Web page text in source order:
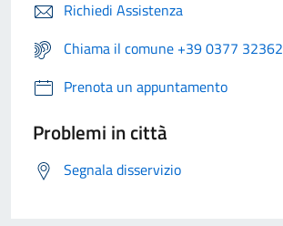
Richiedi Assistenza
Chiama il comune +39 0377 32362
Prenota un appuntamento
Problemi in città
Segnala disservizio